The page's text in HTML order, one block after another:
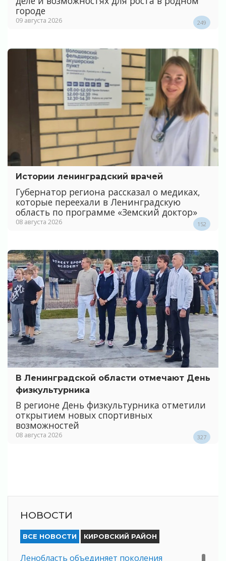
городе
09 августа 2026 249
Истории ленинградский врачей
Губернатор региона рассказал о медиках,
которые переехали в Ленинградскую
область по программе «Земский доктор»
08 августа 2026 152
В Ленинградской области отмечают День
физкультурника
В регионе День физкультурника отметили
открытием новых спортивных
возможностей
08 августа 2026 327
НОВОСТИ
ВСЕ НОВОСТИ КИРОВСКИЙ РАЙОН
Ленобласть объединяет поколения